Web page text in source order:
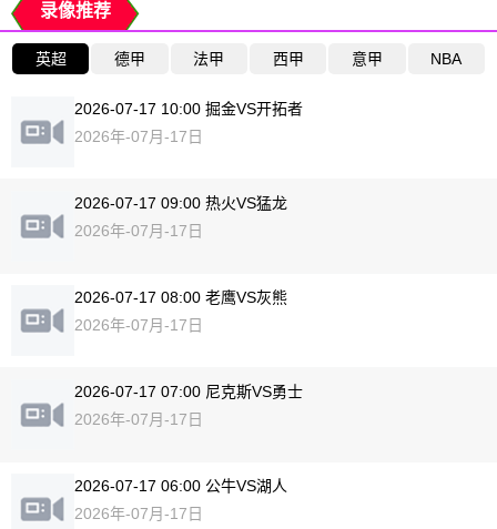
录像推荐
英超 德甲 法甲 西甲 意甲 NBA
2026-07-17 10:00 掘金VS开拓者
2026年-07月-17日
2026-07-17 09:00 热火VS猛龙
2026年-07月-17日
2026-07-17 08:00 老鹰VS灰熊
2026年-07月-17日
2026-07-17 07:00 尼克斯VS勇士
2026年-07月-17日
2026-07-17 06:00 公牛VS湖人
2026年-07月-17日